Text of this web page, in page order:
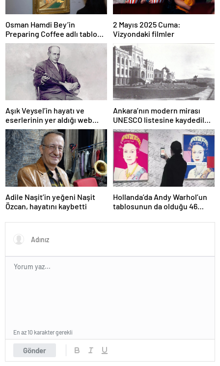
Osman Hamdi Bey’in
Preparing Coffee adlı tablosu
75 milyon liraya satışa
sunuldu
2 Mayıs 2025 Cuma:
Vizyondaki filmler
Aşık Veysel’in hayatı ve
eserlerinin yer aldığı web
portalı hizmete girdi
Ankara’nın modern mirası
UNESCO listesine kaydedildi;
Türkiye’nin listedeki varlık
sayısı 80 oldu
Adile Naşit’in yeğeni Naşit
Özcan, hayatını kaybetti
Hollanda’da Andy Warhol’un
tablosunun da olduğu 46
Gönder
En az 10 karakter gerekli